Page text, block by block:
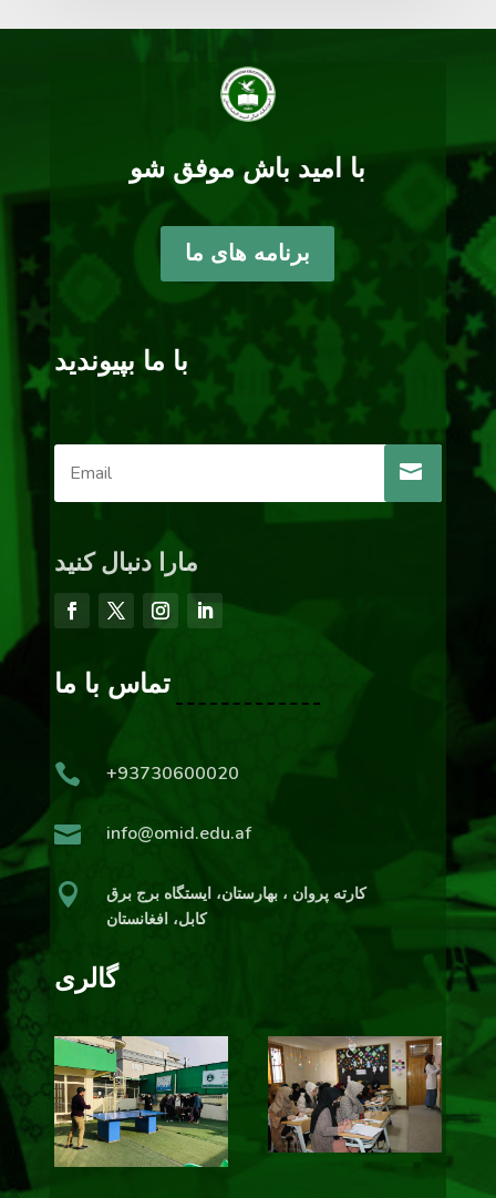
با امید باش موفق شو
برنامه های ما
با ما بپیوندید
مارا دنبال کنید
تماس با ما
 +93730600020
 info@omid.edu.af

کارته پروان ، بهارستان،‌ ایستگاه برج برق
کابل، افغانستان
گالری